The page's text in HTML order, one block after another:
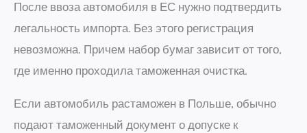
После ввоза автомобиля в ЕС нужно подтвердить
легальность импорта. Без этого регистрация
невозможна. Причем набор бумаг зависит от того,
где именно проходила таможенная очистка.
Если автомобиль растаможен в Польше, обычно
подают таможенный документ о допуске к